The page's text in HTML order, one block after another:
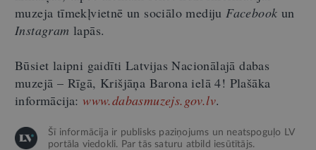
muzeja tīmekļvietnē un sociālo mediju Facebook un
Instagram lapās.
Būsiet laipni gaidīti Latvijas Nacionālajā dabas
muzejā – Rīgā, Krišjāņa Barona ielā 4! Plašāka
informācija:www.dabasmuzejs.gov.lv.
Šī informācija ir publisks paziņojums un neatspoguļo LV
portāla viedokli. Par tās saturu atbild iesūtītājs.